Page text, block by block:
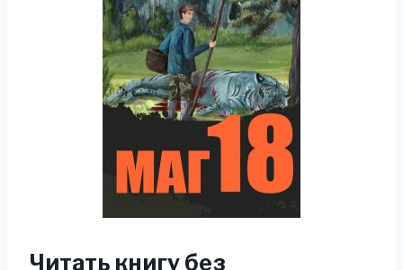
Читать книгу без